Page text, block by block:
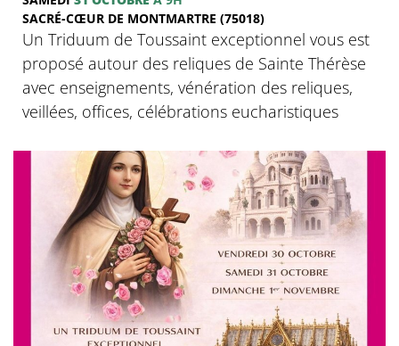
SACRÉ-CŒUR DE MONTMARTRE (75018)
Un Triduum de Toussaint exceptionnel vous est
proposé autour des reliques de Sainte Thérèse
avec enseignements, vénération des reliques,
veillées, offices, célébrations eucharistiques